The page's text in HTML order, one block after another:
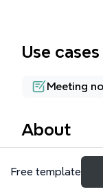
Use cases
Meeting
About
Le modèle de
un agenda
Free template